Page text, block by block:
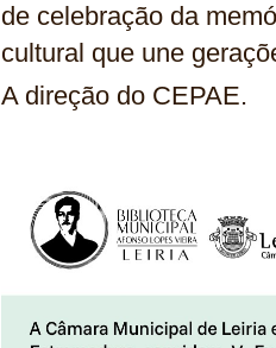
de celebração da
cultural que une
A direção do CEPAE.